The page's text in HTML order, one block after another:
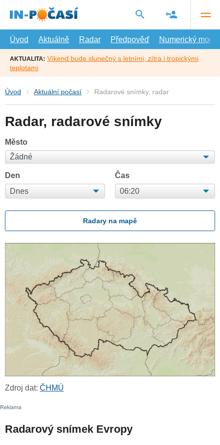
hlavní
Úvod
Aktuálně Radar Předpověď Numerický model
AKTUALITA: Víkend bude slunečný s letními, zítra i tropickými
teplotami
Úvod Aktuální počasí Radarové snímky, radar
Radar, radarové snímky
Město
Den Čas
Radary na mapě
Zdroj dat: ČHMÚ
Radarový snímek Evropy